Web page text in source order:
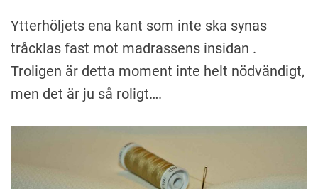
Ytterhöljets ena kant som inte ska synas
tråcklas fast mot madrassens insidan .
Troligen är detta moment inte helt nödvändigt,
men det är ju så roligt….